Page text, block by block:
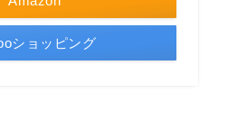
ショッピング